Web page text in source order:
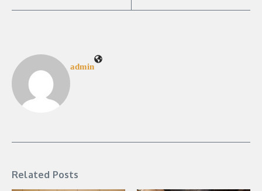
admin
Related Posts